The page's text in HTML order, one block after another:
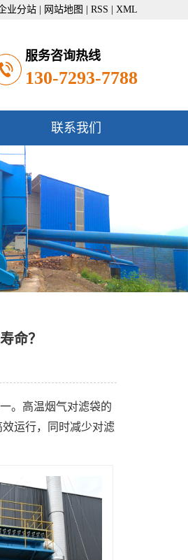
业分站 网站地图 RSS XML
服务咨询热线
130-7293-7788
联系我们
命？
。高温烟气对滤袋的
运行，同时减少对滤